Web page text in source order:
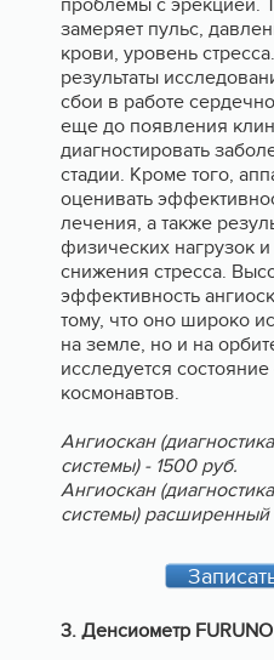
замеряет пульс,
крови, уровень
результаты
сбои в работе
еще до появления
диагностировать
стадии. Кроме того,
оценивать
лечения, а также
физических нагрузок
снижения стресса.
эффективность
тому, что оно широко
на земле, но и на
исследуется
космонавтов.
Ангиоскан
системы) - 1500 руб.
Ангиоскан
системы) расширенный
3. Денсиометр